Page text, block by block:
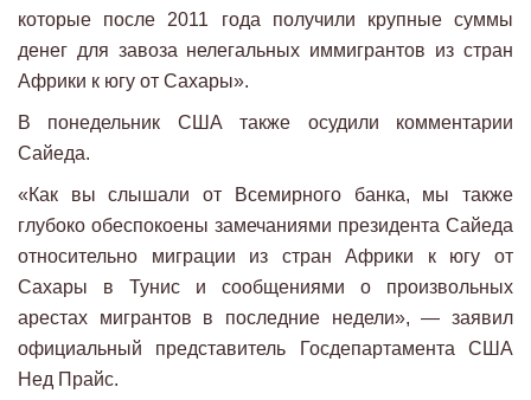
которые после 2011 года получили крупные суммы
денег для завоза нелегальных иммигрантов из стран
Африки к югу от Сахары».
В понедельник США также осудили комментарии
Сайеда.
«Как вы слышали от Всемирного банка, мы также
глубоко обеспокоены замечаниями президента Сайеда
относительно миграции из стран Африки к югу от
Сахары в Тунис и сообщениями о произвольных
арестах мигрантов в последние недели», — заявил
официальный представитель Госдепартамента США
Нед Прайс.